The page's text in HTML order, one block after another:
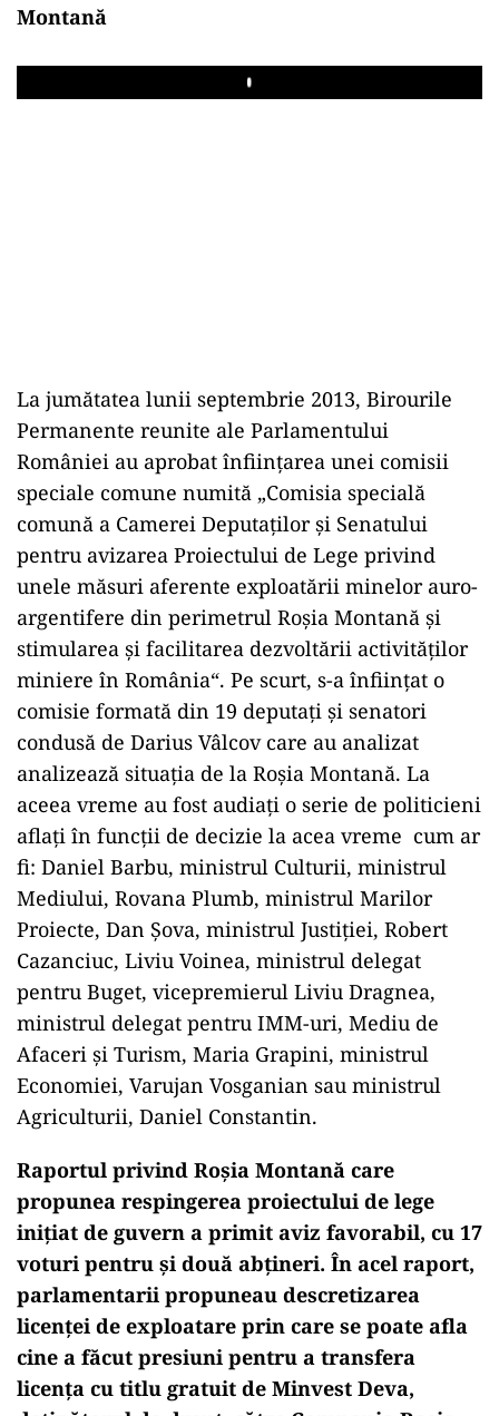
Montană
Play
La jumătatea lunii septembrie 2013, Birourile
Permanente reunite ale Parlamentului
României au aprobat înființarea unei comisii
speciale comune numită „Comisia specială
comună a Camerei Deputaţilor şi Senatului
pentru avizarea Proiectului de Lege privind
unele măsuri aferente exploatării minelor auro-
argentifere din perimetrul Roşia Montană şi
stimularea şi facilitarea dezvoltării activităţilor
miniere în România“. Pe scurt, s-a înființat o
comisie formată din 19 deputați și senatori
condusă de Darius Vâlcov care au analizat
analizează situația de la Roșia Montană. La
aceea vreme au fost audiați o serie de politicieni
aflați în funcții de decizie la acea vreme cum ar
fi: Daniel Barbu, ministrul Culturii, ministrul
Mediului, Rovana Plumb, ministrul Marilor
Proiecte, Dan Şova, ministrul Justiției, Robert
Cazanciuc, Liviu Voinea, ministrul delegat
pentru Buget, vicepremierul Liviu Dragnea,
ministrul delegat pentru IMM-uri, Mediu de
Afaceri și Turism, Maria Grapini, ministrul
Economiei, Varujan Vosganian sau ministrul
Agriculturii, Daniel Constantin.
Raportul privind Roșia Montană care
propunea respingerea proiectului de lege
inițiat de guvern a primit aviz favorabil, cu 17
voturi pentru și două abțineri. În acel raport,
parlamentarii propuneau descretizarea
licenței de exploatare prin care se poate afla
cine a făcut presiuni pentru a transfera
licența cu titlu gratuit de Minvest Deva,